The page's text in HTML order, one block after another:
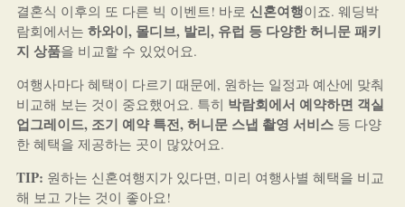
결혼식 이후의 또 다른 빅 이벤트! 바로 신혼여행이죠. 웨딩박
람회에서는 하와이, 몰디브, 발리, 유럽 등 다양한 허니문 패키
지 상품을 비교할 수 있었어요.
여행사마다 혜택이 다르기 때문에, 원하는 일정과 예산에 맞춰
비교해 보는 것이 중요했어요. 특히 박람회에서 예약하면 객실
업그레이드, 조기 예약 특전, 허니문 스냅 촬영 서비스등 다양
한 혜택을 제공하는 곳이 많았어요.
TIP: 원하는 신혼여행지가 있다면, 미리 여행사별 혜택을 비교
해 보고 가는 것이 좋아요!